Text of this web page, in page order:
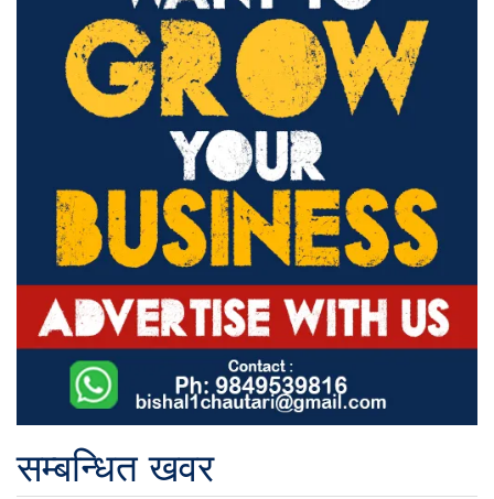
सम्बन्धित खवर